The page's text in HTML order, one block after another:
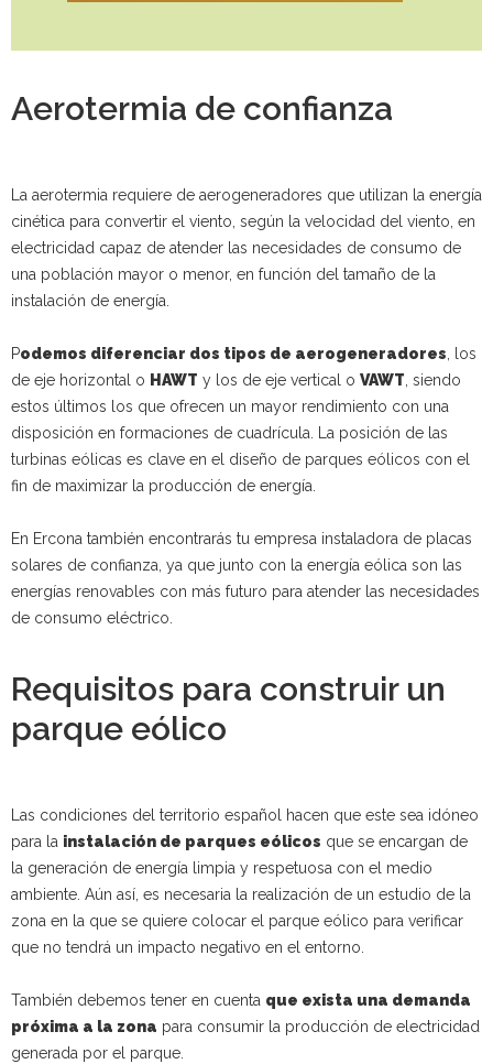
Aerotermia de confianza
La aerotermia requiere de aerogeneradores que utilizan la energía
cinética para convertir el viento, según la velocidad del viento, en
electricidad capaz de atender las necesidades de consumo de
una población mayor o menor, en función del tamaño de la
instalación de energía.
Podemos diferenciar dos tipos de aerogeneradores, los
de eje horizontal o HAWT y los de eje vertical o VAWT, siendo
estos últimos los que ofrecen un mayor rendimiento con una
disposición en formaciones de cuadrícula. La posición de las
turbinas eólicas es clave en el diseño de parques eólicos con el
fin de maximizar la producción de energía.
En Ercona también encontrarás tu empresa instaladora de placas
solares de confianza, ya que junto con la energía eólica son las
energías renovables con más futuro para atender las necesidades
de consumo eléctrico.
Requisitos para construir un
parque eólico
Las condiciones del territorio español hacen que este sea idóneo
para la instalación de parques eólicos que se encargan de
la generación de energía limpia y respetuosa con el medio
ambiente. Aún así, es necesaria la realización de un estudio de la
zona en la que se quiere colocar el parque eólico para verificar
que no tendrá un impacto negativo en el entorno.
También debemos tener en cuenta que exista una demanda
próxima a la zona para consumir la producción de electricidad
generada por el parque.